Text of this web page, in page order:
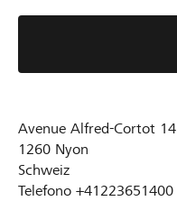
Avenue Alfred-Cortot 14
1260 Nyon
Schweiz
Telefono +41223651400